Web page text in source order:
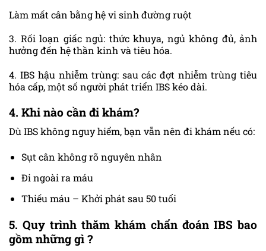
Làm mất cân bằng hệ vi sinh đường ruột
3. Rối loạn giấc ngủ: thức khuya, ngủ không đủ, ảnh
hưởng đến hệ thần kinh và tiêu hóa.
4. IBS hậu nhiễm trùng: sau các đợt nhiễm trùng tiêu
hóa cấp, một số người phát triển IBS kéo dài.
4. Khi nào cần đi khám?
Dù IBS không nguy hiểm, bạn vẫn nên đi khám nếu có:
Sụt cân không rõ nguyên nhân
Đi ngoài ra máu
Thiếu máu – Khởi phát sau 50 tuổi
5. Quy trình thăm khám chẩn đoán IBS bao
gồm những gì ?